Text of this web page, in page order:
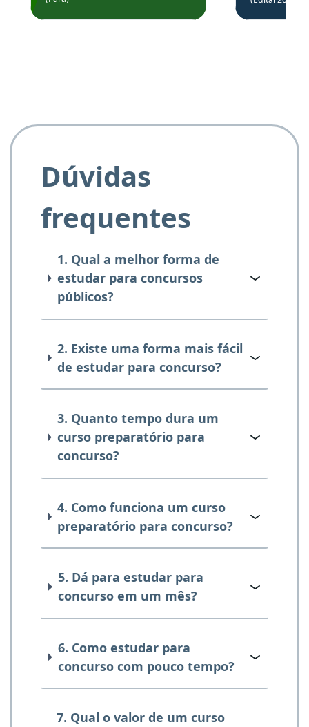
de
Dúvidas
frequentes
1. Qual a melhor forma de
estudar para concursos
públicos?
2. Existe uma forma mais fácil
de estudar para concurso?
3. Quanto tempo dura um
curso preparatório para
concurso?
4. Como funciona um curso
preparatório para concurso?
5. Dá para estudar para
concurso em um mês?
6. Como estudar para
concurso com pouco tempo?
7. Qual o valor de um curso